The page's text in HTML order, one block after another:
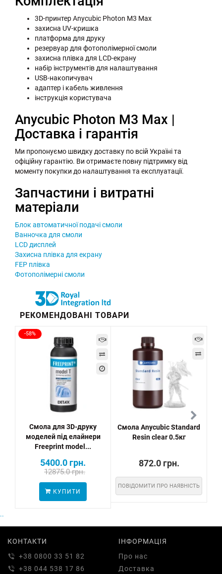
3D-принтер Anycubic Photon M3 Max
захисна UV-кришка
платформа для друку
резервуар для фотополімерної смоли
захисна плівка для LCD-екрану
набір інструментів для налаштування
USB-накопичувач
адаптер і кабель живлення
інструкція користувача
Anycubic Photon M3 Max |
Доставка і гарантія
Ми пропонуємо швидку доставку по всій Україні та
офіційну гарантію. Ви отримаєте повну підтримку від
моменту покупки до налаштування та експлуатації.
Запчастини і витратні
матеріали
Блок автоматичної подачі смоли
Ванночка для смоли
LCD дисплей
Захисна плівка для екрану
FEP плівка
Фотополімерні смоли
РЕКОМЕНДОВАНІ ТОВАРИ
-58%
Смола для 3D-друку
моделей під елайнери
Freeprint model...
5400.0 грн.
12875.0 грн.
КУПИТИ
Смола Anycubic Standard
Resin clear 0.5кг
872.0 грн.
ПОВІДОМИТИ ПРО НАЯВНІСТЬ
..
КОНТАКТИ
+38 0800 33 51 82
+38 044 538 17 86
ІНФОРМАЦІЯ
Про нас
Доставка